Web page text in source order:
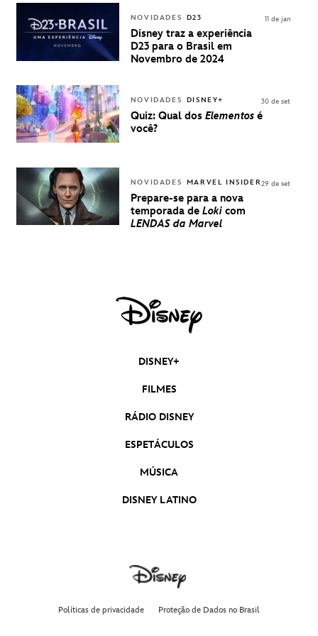
INGRESSOS
PARA A D23
BRASIL -
UMA
DISNEY
NOVIDADES D23
Disney traz a experiência
D23 para o Brasil em
Novembro de 2024
11 de jan
NOVIDADES DISNEY+
Quiz: Qual dos Elementos é
você?
30 de set
NOVIDADES MARVEL INSIDER
Prepare-se para a nova
temporada de Loki com
LENDAS da Marvel
29 de set
DISNEY+
FILMES
RÁDIO DISNEY
ESPETÁCULOS
MÚSICA
DISNEY LATINO
Políticas de privacidade Proteção de Dados no Brasil